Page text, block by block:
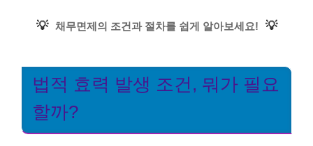
💡 채무면제의 조건과 절차를 쉽게 알아보세요! 💡
법적 효력 발생 조건, 뭐가 필요
할까?